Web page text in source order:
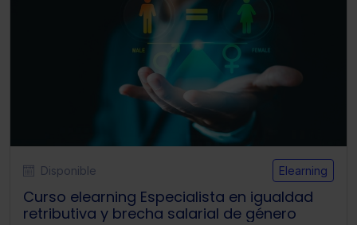
Disponible Elearning
Curso elearning Especialista en igualdad
retributiva y brecha salarial de género